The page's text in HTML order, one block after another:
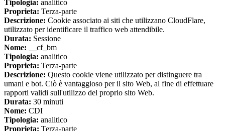
Tipologia: analitico
Proprieta: Terza-parte
Descrizione: Cookie associato ai siti che utilizzano CloudFlare,
utilizzato per identificare il traffico web attendibile.
Durata: Sessione
Nome: __cf_bm
Tipologia: analitico
Proprieta: Terza-parte
Descrizione: Questo cookie viene utilizzato per distinguere tra
umani e bot. Ciò è vantaggioso per il sito Web, al fine di effettuare
rapporti validi sull'utilizzo del proprio sito Web.
Durata: 30 minuti
Nome: CDI
Tipologia: analitico
Proprieta: Terza-parte